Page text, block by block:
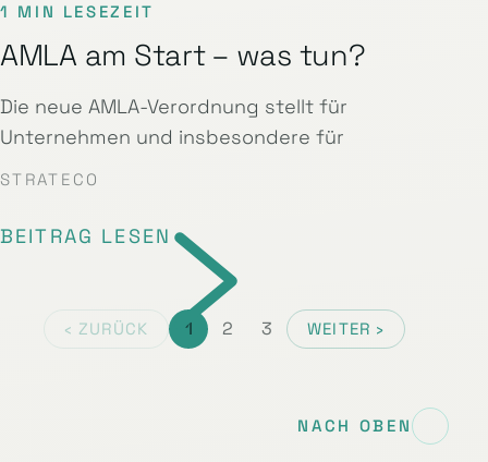
1 MIN LESEZEIT
AMLA am Start – was tun?
Die neue AMLA-Verordnung stellt für
Unternehmen und insbesondere für
STRATECO
BEITRAG LESEN
‹ ZURÜCK 1 2 3 WEITER ›
NACH OBEN